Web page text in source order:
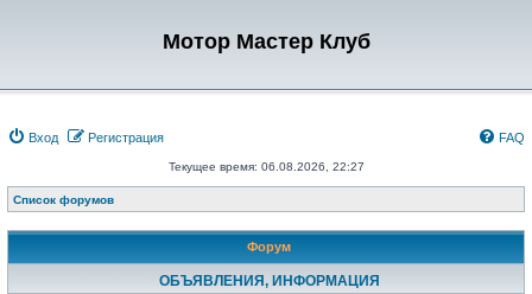
Мотор Мастер Клуб
Вход Регистрация FAQ
Текущее время: 06.08.2026, 22:27
Список форумов
Форум
ОБЪЯВЛЕНИЯ, ИНФОРМАЦИЯ